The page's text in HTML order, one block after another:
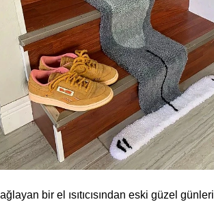
bir el ısıtıcısından eski güzel günleri